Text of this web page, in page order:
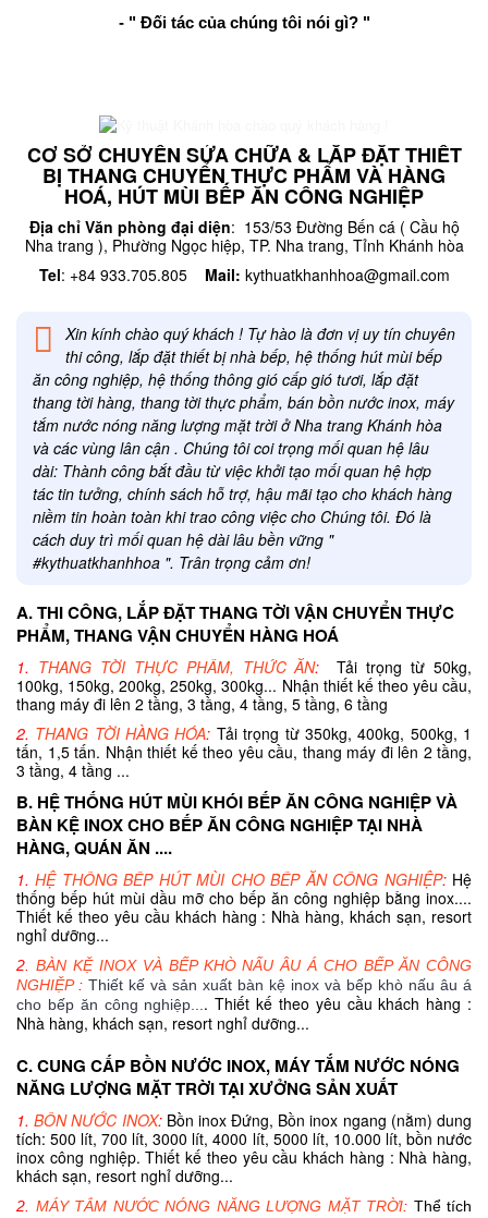
- " Đối tác của chúng tôi nói gì? "
CƠ SỞ CHUYÊN SỬA CHỮA & LẮP ĐẶT THIẾT
BỊ THANG CHUYỂN THỰC PHẨM VÀ HÀNG
HOÁ, HÚT MÙI BẾP ĂN CÔNG NGHIỆP
Địa chỉ Văn phòng đại diện: 153/53 Đường Bến cá ( Cầu hộ
Nha trang ), Phường Ngọc hiệp, TP. Nha trang, Tỉnh Khánh hòa
Tel: +84 933.705.805 Mail: kythuatkhanhhoa@gmail.com
Xin kính chào quý khách ! Tự hào là đơn vị uy tín chuyên
thi công, lắp đặt thiết bị nhà bếp, hệ thống hút mùi bếp
ăn công nghiệp, hệ thống thông gió cấp gió tươi, lắp đặt
thang tời hàng, thang tời thực phẩm, bán bồn nước inox, máy
tắm nước nóng năng lượng mặt trời ở Nha trang Khánh hòa
và các vùng lân cận . Chúng tôi coi trọng mối quan hệ lâu
dài: Thành công bắt đầu từ việc khởi tạo mối quan hệ hợp
tác tin tưởng, chính sách hỗ trợ, hậu mãi tạo cho khách hàng
niềm tin hoàn toàn khi trao công việc cho Chúng tôi. Đó là
cách duy trì mối quan hệ dài lâu bền vững "
#kythuatkhanhhoa ". Trân trọng cảm ơn!
A. THI CÔNG, LẮP ĐẶT THANG TỜI VẬN CHUYỂN THỰC
PHẨM, THANG VẬN CHUYỂN HÀNG HOÁ
1. THANG TỜI THỰC PHẨM, THỨC ĂN:
Tải trọng từ 50kg,
100kg, 150kg, 200kg, 250kg, 300kg... Nhận thiết kế theo yêu cầu,
thang máy đi lên 2 tầng, 3 tầng, 4 tầng, 5 tầng, 6 tầng
2. THANG TỜI HÀNG HÓA: Tải trọng từ 350kg, 400kg, 500kg, 1
tấn, 1,5 tấn. Nhận thiết kế theo yêu cầu, thang máy đi lên 2 tầng,
3 tầng, 4 tầng ...
B. HỆ THỐNG HÚT MÙI KHÓI BẾP ĂN CÔNG NGHIỆP VÀ
BÀN KỆ INOX CHO BẾP ĂN CÔNG NGHIỆP TẠI NHÀ
HÀNG, QUÁN ĂN ....
1.HỆ THỐNG BẾP HÚT MÙI CHO BẾP ĂN CÔNG NGHIỆP: Hệ
thống bếp hút mùi dầu mỡ cho bếp ăn công nghiệp bằng inox....
Thiết kế theo yêu cầu khách hàng : Nhà hàng, khách sạn, resort
nghỉ dưỡng...
2. BÀN KỆ INOX VÀ BẾP KHÒ NẤU ÂU Á CHO BẾP ĂN CÔNG
NGHIỆP : Thiết kế và sản xuất bàn kệ inox và bếp khò nấu âu á
cho bếp ăn công nghiệp... . Thiết kế theo yêu cầu khách hàng :
Nhà hàng, khách sạn, resort nghỉ dưỡng...
C. CUNG CẤP BỒN NƯỚC INOX, MÁY TẮM NƯỚC NÓNG
NĂNG LƯỢNG MẶT TRỜI TẠI XƯỞNG SẢN XUẤT
1.BỒN NƯỚC INOX: Bồn inox Đứng, Bồn inox ngang (nằm) dung
tích: 500 lít, 700 lít, 3000 lít, 4000 lít, 5000 lít, 10.000 lít, bồn nước
inox công nghiệp. Thiết kế theo yêu cầu khách hàng : Nhà hàng,
khách sạn, resort nghỉ dưỡng...
2. MÁY TẮM NƯỚC NÓNG NĂNG LƯỢNG MẶT TRỜI: Thể tích